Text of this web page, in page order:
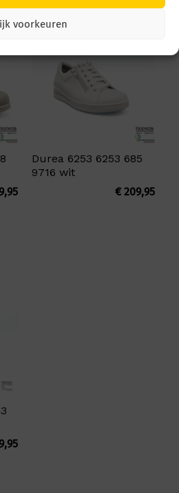
voorkeuren
Durea 6253 6253 685
9716 wit
€209,95